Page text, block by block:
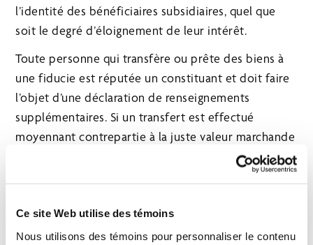
Ce site Web utilise des témoins
Nous utilisons des témoins pour personnaliser le contenu
l’identité des bénéficiaires subsidiaires, quel que
soit le degré d’éloignement de leur intérêt.
Toute personne qui transfère ou prête des biens à
une fiducie est réputée un constituant et doit faire
l’objet d’une déclaration de renseignements
supplémentaires. Si un transfert est effectué
moyennant contrepartie à la juste valeur marchande
ou en échange de prêts à un taux d’intérêt
raisonnable au bénéfice d’une partie sans lien de
réputé un constituant et est exonérée des
obligations de production.